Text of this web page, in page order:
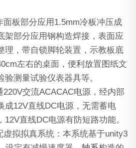
面板部分应用1.5mm冷板冲压成
架部分应用钢构造焊接，表面应
理，带自锁脚轮装置，示教板底
左右的桌面，便利放置图纸文
测量试验仪表器具等。
交流ACACAC电源，经内部
成12V直线DC电源，无需蓄电
直线DC电源有防短路功能。
虚拟拟真系统：本系统基于unity3